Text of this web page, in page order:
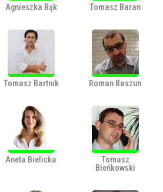
Agnieszka Bąk Tomasz Baran
Tomasz Bartnik Roman Baszun
Aneta Bielicka
Tomasz
Bieńkowski